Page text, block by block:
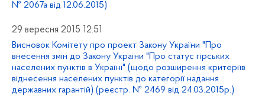
№ 2067а від 12.06.2015)
29 вересня 2015 12:51
Висновок Комітету про проект Закону України "Про
внесення змін до Закону України "Про статус гірських
населених пунктів в Україні" (щодо розширення критеріїв
віднесення населених пунктів до категорії надання
державних гарантій) (реєстр. № 2469 від 24.03.2015р.)